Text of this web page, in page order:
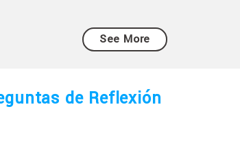
See More
de Reflexión